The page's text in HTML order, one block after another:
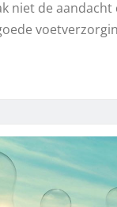
niet de aandacht